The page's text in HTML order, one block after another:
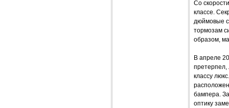
Со
классе.
дюймовые
тормозам
образом,
В апреле
претерпел,
классу
бампера.
оптику